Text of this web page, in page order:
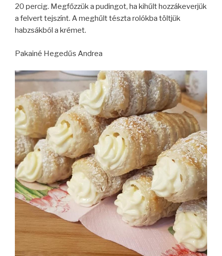
20 percig. Megfőzzük a pudingot, ha kihűlt hozzákeverjük
a felvert tejszínt. A meghűlt tészta rolókba töltjük
habzsákból a krémet.
Pakainé Hegedűs Andrea